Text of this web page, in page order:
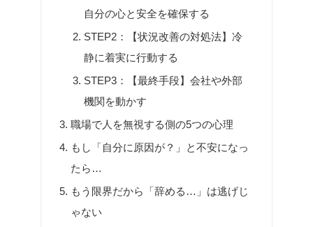
自分の心と安全を確保する
STEP2：【状況改善の対処法】冷
静に着実に行動する
STEP3：【最終手段】会社や外部
機関を動かす
職場で人を無視する側の5つの心理
もし「自分に原因が？」と不安になっ
たら…
もう限界だから「辞める…」は逃げじ
ゃない